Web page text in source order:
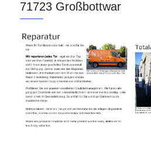
71723 Großbottwar